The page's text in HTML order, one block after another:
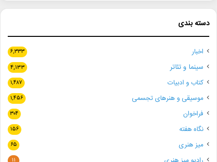
دسته بندی
اخبار ۶,۳۳۳
سینما و تئاتر ۴,۱۳۳
کتاب و ادبیات ۱,۴۸۷
موسیقی و هنرهای تجسمی ۱,۴۵۶
فراخوان ۳۰۴
نگاه هفته ۱۵۶
میز هنری ۶۵